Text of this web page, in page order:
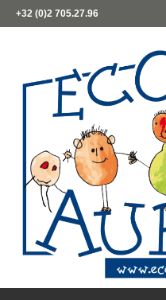
+32 (0)2 705.27.96